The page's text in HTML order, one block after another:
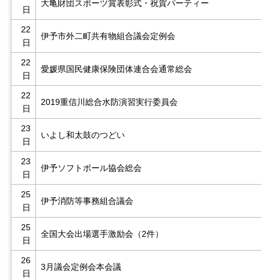
日
大亀財団スポーツ賞表彰式・祝賀パーティー
22
日
伊予市外二町共有物組合議会定例会
22
日
愛媛県国民健康保険団体連合会通常総会
22
日
2019重信川総合水防演習実行委員会
23
日
いよし和太鼓のつどい
23
日
伊予ソフトボール協会総会
25
日
伊予消防等事務組合議会
25
日
全国大会出場選手激励会（2件）
26
日
3月議会定例会本会議